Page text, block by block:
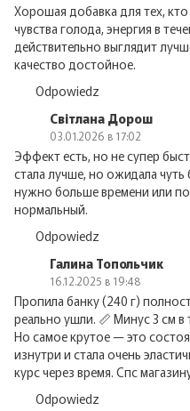
Хорошая добавка для тех, кто
чувства голода, энергия в
действительно выглядит
качество достойное.
Odpowiedz
Світлана Дорош
03.01.2026 в 17:02
Эффект есть, но не супер
стала лучше, но ожидала
нужно больше времени или
нормальный.
Odpowiedz
Галина Топольчик
16.12.2025 в 19:48
Пропила банку (240 г)
реально ушли. 📏 Минус 3 см в
Но самое крутое — это
изнутри и стала очень
курс через время. Спс
Odpowiedz